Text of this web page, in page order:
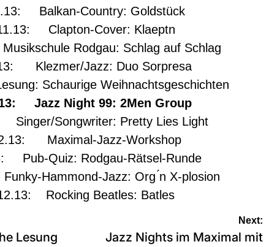
Balkan-Country: Goldstück
Clapton-Cover: Klaeptn
Rodgau: Schlag auf Schlag
Klezmer/Jazz: Duo Sorpresa
Schaurige Weihnachtsgeschichten
Jazz Night 99: 2Men Group
Songwriter: Pretty Lies Light
Maximal-Jazz-Workshop
Quiz: Rodgau-Rätsel-Runde
Hammond-Jazz: Org ́n X-plosion
Rocking Beatles: Batles
Lesung
Next:
Jazz Nights im Maximal mit